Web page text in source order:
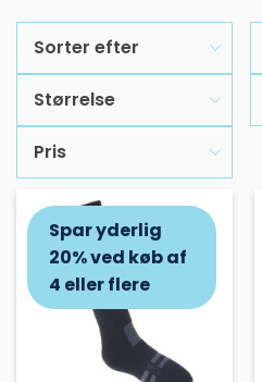
Sorter efter
Størrelse
Pris
37%
Spar yderlig
20% ved køb af
4 eller flere